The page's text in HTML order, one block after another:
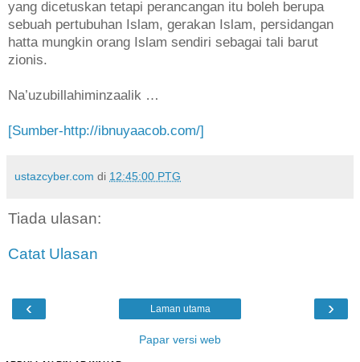
yang dicetuskan tetapi perancangan itu boleh berupa
sebuah pertubuhan Islam, gerakan Islam, persidangan
hatta mungkin orang Islam sendiri sebagai tali barut
zionis.
Na’uzubillahiminzaalik …
[Sumber-http://ibnuyaacob.com/]
ustazcyber.com di 12:45:00 PTG
Tiada ulasan:
Catat Ulasan
‹ ›
Laman utama
Papar versi web